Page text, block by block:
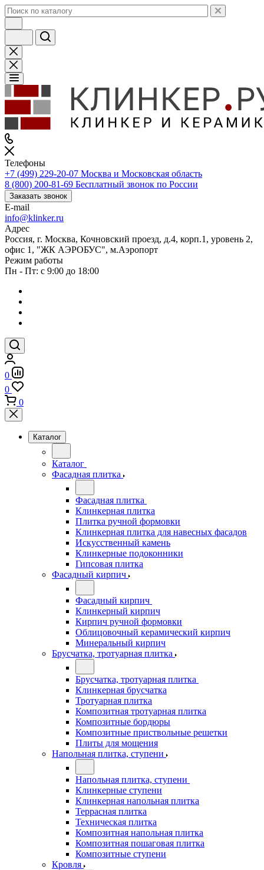
Телефоны
+7 (499) 229-20-07 Москва и Московская область
8 (800) 200-81-69 Бесплатный звонок по России
Заказать звонок
E-mail
info@klinker.ru
Адрес
Россия, г. Москва, Кочновский проезд, д.4, корп.1, уровень 2,
офис 1, "ЖК АЭРОБУС", м.Аэропорт
Режим работы
Пн - Пт: с 9:00 до 18:00
0
0
0
Каталог
Каталог
Фасадная плитка
Фасадная плитка
Клинкерная плитка
Плитка ручной формовки
Клинкерная плитка для навесных фасадов
Искусственный камень
Клинкерные подоконники
Гипсовая плитка
Фасадный кирпич
Фасадный кирпич
Клинкерный кирпич
Кирпич ручной формовки
Облицовочный керамический кирпич
Минеральный кирпич
Брусчатка, тротуарная плитка
Брусчатка, тротуарная плитка
Клинкерная брусчатка
Тротуарная плитка
Композитная тротуарная плитка
Композитные бордюры
Композитные приствольные решетки
Плиты для мощения
Напольная плитка, ступени
Напольная плитка, ступени
Клинкерные ступени
Клинкерная напольная плитка
Террасная плитка
Техническая плитка
Композитная напольная плитка
Композитная пошаговая плитка
Композитные ступени
Кровля